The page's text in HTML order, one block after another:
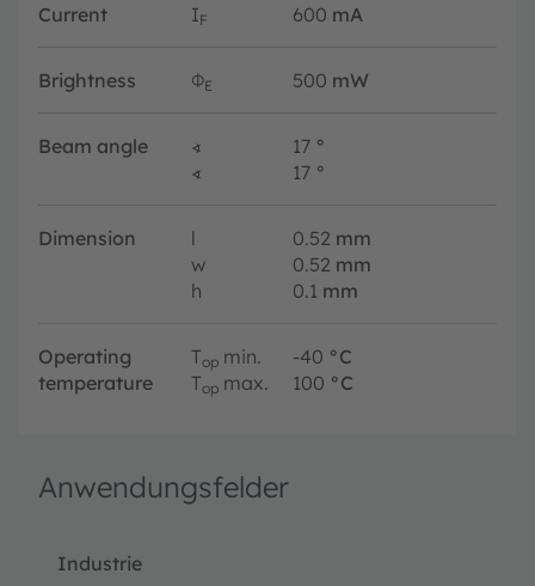
Current IF 600 mA
Brightness ΦE 500 mW
Beam angle ∢ 17 °
∢
17 °
Dimension l 0.52 mm
w
0.52 mm
h
0.1 mm
Operating
temperature
Top min. -40 °C
Top max. 100 °C
Anwendungsfelder
Industrie